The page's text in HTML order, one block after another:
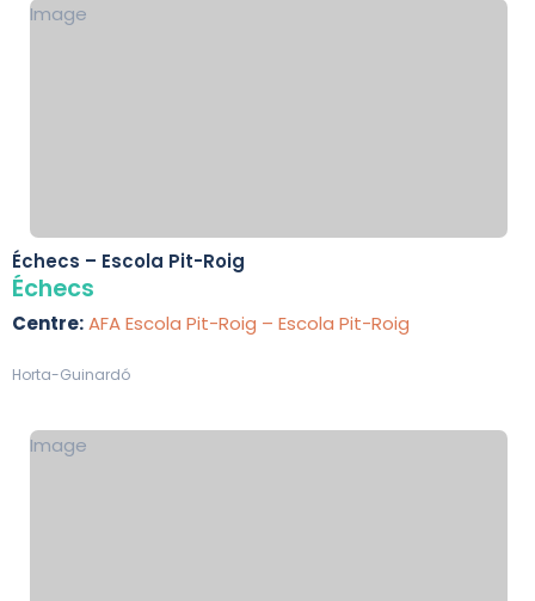
Image
Échecs – Escola Pit-Roig
Échecs
Centre:AFA Escola Pit-Roig – Escola Pit-Roig
Horta-Guinardó
Image